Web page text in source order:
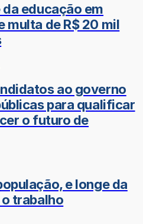
educação em
multa de R$ 20 mil
ao governo
para qualificar
o futuro de
e longe da
trabalho